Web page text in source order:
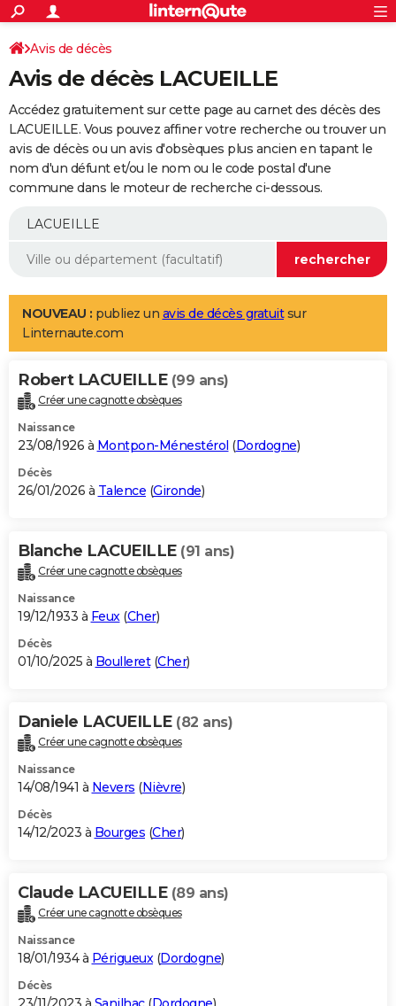
ACTUALITÉS
Politique
Société
Faits Divers
Education
Monde
Villes
+
SPORT
Coupe du monde 2026
Football
Tennis
Cyclisme
Rugby
Forum
Programme TV
TNTStreaming
Cinéma
Sorties cinéma
Musique
+
FINANCE
Retraite
Epargne
Immobilier
Risques naturels par ville
Banque
Assurance
AUTO
Essais
Réserver un essai
Citadines
Berlines
SUV
Forum auto
+
Mobiles
Meilleur smartphone
Internet
Ordinateurs
Jeux vidéo
Guide high-tech
Aménagement intérieur
LIFESTYLE
Art de vivre
Bien-être
Loisirs
Mode
Modes de vie
Alimentation
Guide de la santé
Maladies
Médicaments
Sommeil
VOYAGE
Destinations
City break
Voyage nature
Voyage de noces
Forum
Climat
+PHOTO
GUIDES D'ACHAT
BONS PLANS
Carte de Noël
Carte Bonne année
Carte Saint-Valentin
Carte Pâques
Carte d'anniversaire
DICTIONNAIRE
Dictionnaire
Biographies
Citations
Expressions
Proverbes
PROGRAMME TV
S'inscrire
Se connecter
Lycées
Collèges
Primaires
Universités
Entreprises
Service militaire
Avis de recherche
AVIS DE DÉCÈS
Bricolage
Lifestyle
Culture
Sport
Auto
Television
Voyage
Cinema
Avis de décès
Avis de décès LACUEILLE
Accédez gratuitement sur cette page au carnet des décès des
LACUEILLE. Vous pouvez affiner votre recherche ou trouver un
avis de décès ou un avis d'obsèques plus ancien en tapant le
nom d'un défunt et/ou le nom ou le code postal d'une
commune dans le moteur de recherche ci-dessous.
NOUVEAU : publiez un avis de décès gratuitsur
Linternaute.com
Robert LACUEILLE (99 ans)
Créer une cagnotte obsèques
Naissance
23/08/1926 à Montpon-Ménestérol (Dordogne)
Décès
26/01/2026 à Talence (Gironde)
Blanche LACUEILLE (91 ans)
Créer une cagnotte obsèques
Naissance
19/12/1933 à Feux(Cher)
Décès
01/10/2025 à Boulleret(Cher)
Daniele LACUEILLE (82 ans)
Créer une cagnotte obsèques
Naissance
14/08/1941 à Nevers (Nièvre)
Décès
14/12/2023 à Bourges (Cher)
Claude LACUEILLE (89 ans)
Créer une cagnotte obsèques
Naissance
18/01/1934 à Périgueux (Dordogne)
Décès